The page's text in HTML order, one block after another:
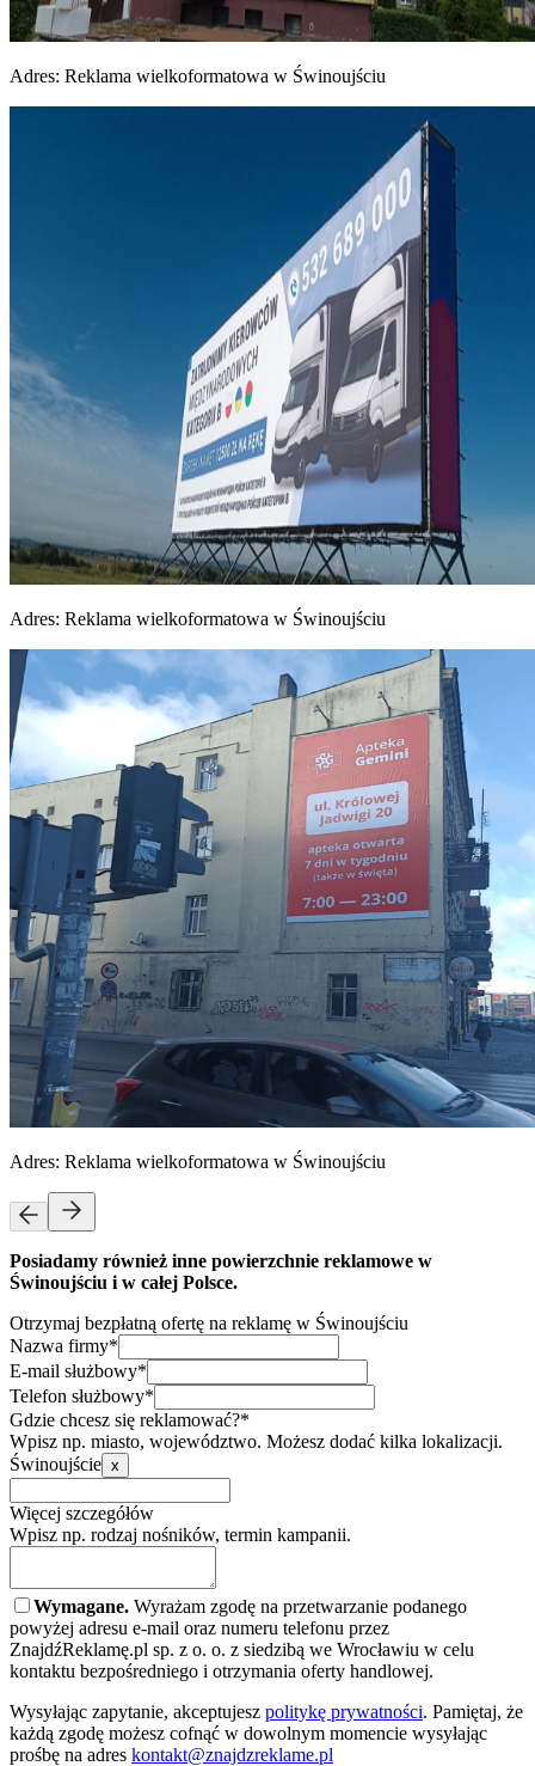
Adres: Reklama wielkoformatowa w Świnoujściu
Adres: Reklama wielkoformatowa w Świnoujściu
Adres: Reklama wielkoformatowa w Świnoujściu
Posiadamy również inne powierzchnie reklamowe w
Świnoujściu i w całej Polsce.
Otrzymaj bezpłatną ofertę na reklamę w Świnoujściu
Nazwa firmy*
E-mail służbowy*
Telefon służbowy*
Gdzie chcesz się reklamować?*
Wpisz np. miasto, województwo. Możesz dodać kilka lokalizacji.
Świnoujście x
Więcej szczegółów
Wpisz np. rodzaj nośników, termin kampanii.
Wymagane. Wyrażam zgodę na przetwarzanie podanego
powyżej adresu e-mail oraz numeru telefonu przez
ZnajdźReklamę.pl sp. z o. o. z siedzibą we Wrocławiu w celu
kontaktu bezpośredniego i otrzymania oferty handlowej.
Wysyłając zapytanie, akceptujesz politykę prywatności. Pamiętaj, że
każdą zgodę możesz cofnąć w dowolnym momencie wysyłając
prośbę na adres kontakt@znajdzreklame.pl